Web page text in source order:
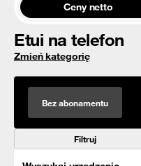
Ceny netto
Etui na telefon
Zmień kategorię
Bez abonamentu
Filtruj